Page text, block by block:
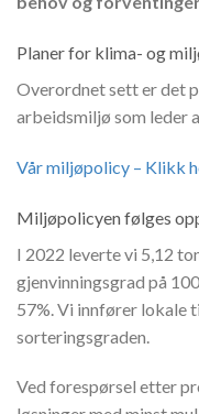
Planer for klima- og
Overordnet sett er det
arbeidsmiljø som leder
Vår miljøpolicy – Klikk
Miljøpolicyen følges
I 2022 leverte vi 5,12
gjenvinningsgrad på
57%. Vi innfører lokale
sorteringsgraden.
Ved forespørsel etter